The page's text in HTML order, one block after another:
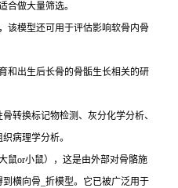
合做大量筛选。
该模型还可用于评估影响软骨内骨
和出生后长骨的骨骺生长相关的研
转换标记物检测、灰分化学分析、
病理学分析。
鼠or小鼠），这是由外部对骨骼施
横向骨_折模型。它已被广泛用于